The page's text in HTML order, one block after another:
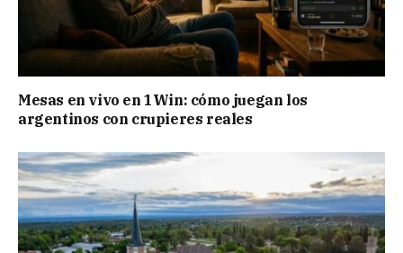
Mesas en vivo en 1Win: cómo juegan los
argentinos con crupieres reales